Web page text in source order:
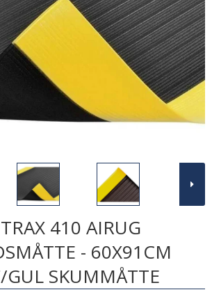
410 AIRUG
- 60X91CM
GUL SKUMMÅTTE